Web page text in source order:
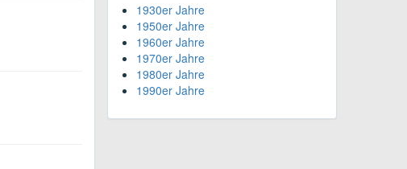
1930er Jahre
1950er Jahre
1960er Jahre
1970er Jahre
1980er Jahre
1990er Jahre